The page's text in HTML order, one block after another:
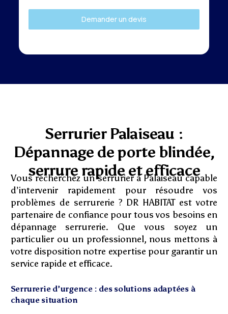
Demander un devis
Serrurier Palaiseau :
Dépannage de porte blindée,
serrure rapide et efficace
Vous recherchez un serrurier à Palaiseau capable
d’intervenir rapidement pour résoudre vos
problèmes de serrurerie ? DR HABITAT est votre
partenaire de confiance pour tous vos besoins en
dépannage serrurerie. Que vous soyez un
particulier ou un professionnel, nous mettons à
votre disposition notre expertise pour garantir un
service rapide et efficace.
Serrurerie d’urgence : des solutions adaptées à
chaque situation